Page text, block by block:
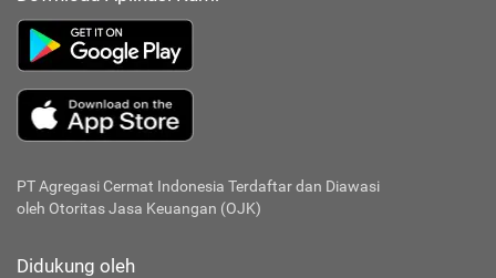
PT Agregasi Cermat Indonesia Terdaftar dan Diawasi
oleh Otoritas Jasa Keuangan (OJK)
Didukung oleh